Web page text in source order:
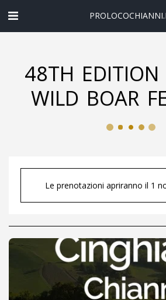
48TH EDITION
WILD BOAR
Le prenotazioni apriranno il 1